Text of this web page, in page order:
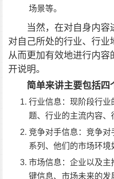
场景等。
当然，在对自身内容
对自己所处的行业、行业
从而更加有效地进行内
开说明。
简单来讲主要包括四
行业信息：现阶段行
题、行业的主流内容、
竞争对手信息：竞争对
系列、他们的市场环境
市场信息：企业以及主
键信息、市场未来的发